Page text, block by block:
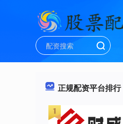
正规配资平台排行